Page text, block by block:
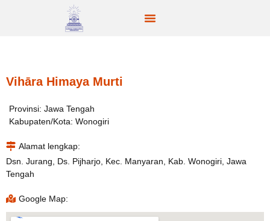
Vihāra Himaya Murti
Provinsi: Jawa Tengah
Kabupaten/Kota: Wonogiri
Alamat lengkap:
Dsn. Jurang, Ds. Pijharjo, Kec. Manyaran, Kab. Wonogiri, Jawa
Tengah
Google Map: